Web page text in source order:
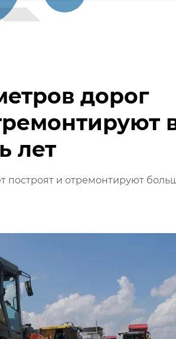
дорог
лет
построят и отремонтируют